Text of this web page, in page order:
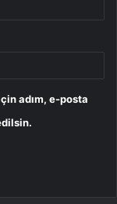
adım, e-posta